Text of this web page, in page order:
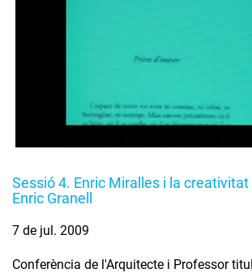
Sessió 4. Enric Miralles i la
Enric Granell
7 de jul. 2009
Conferència de l'Arquitecte i Professor